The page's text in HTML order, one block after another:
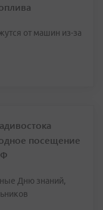
от машин из-за
посещение
Дню знаний,